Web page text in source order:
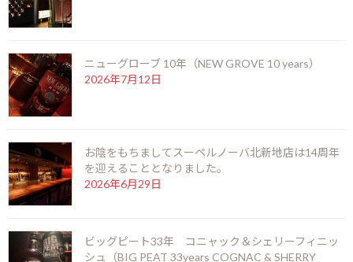
F
ac
e
X Li
e
M
se
C
p
共
ニューグローブ 10年（NEW GROVE 10 years）
2026年7月12日
お陰をもちましてスーペルノーバ北新地店は14周年
を迎えることとなりました。
2026年6月29日
ビッグピート33年 コニャック＆シェリーフィニッ
シュ（BIG PEAT 33years COGNAC & SHERRY